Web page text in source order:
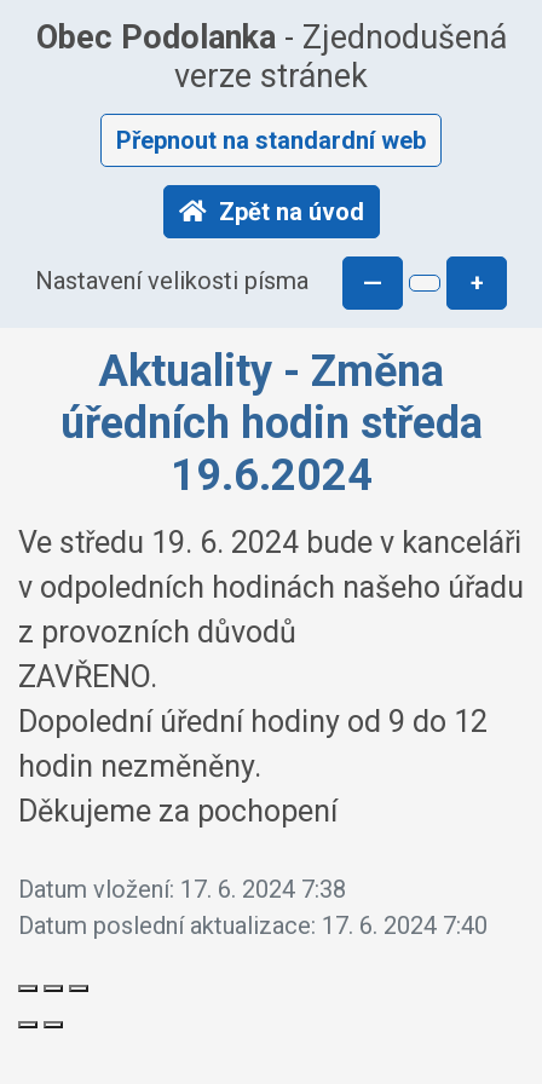
Obec Podolanka- Zjednodušená
verze stránek
Přepnout na standardní web
Zpět na úvod
Nastavení velikosti písma — +
Aktuality - Změna
úředních hodin středa
19.6.2024
Ve středu 19. 6. 2024 bude v kanceláři
v odpoledních hodinách našeho úřadu
z provozních důvodů
ZAVŘENO.
Dopolední úřední hodiny od 9 do 12
hodin nezměněny.
Děkujeme za pochopení
Datum vložení: 17. 6. 2024 7:38
Datum poslední aktualizace: 17. 6. 2024 7:40